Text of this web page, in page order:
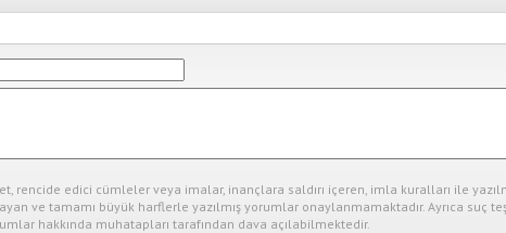
rencide edici cümleler veya imalar, inançlara saldırı içeren, imla kuralları ile
ve tamamı büyük harflerle yazılmış yorumlar onaylanmamaktadır. Ayrıca suç
hakkında muhatapları tarafından dava açılabilmektedir.